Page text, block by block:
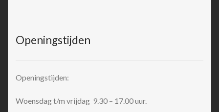
Openingstijden
Openingstijden:
Woensdag t/m vrijdag 9.30 – 17.00 uur.